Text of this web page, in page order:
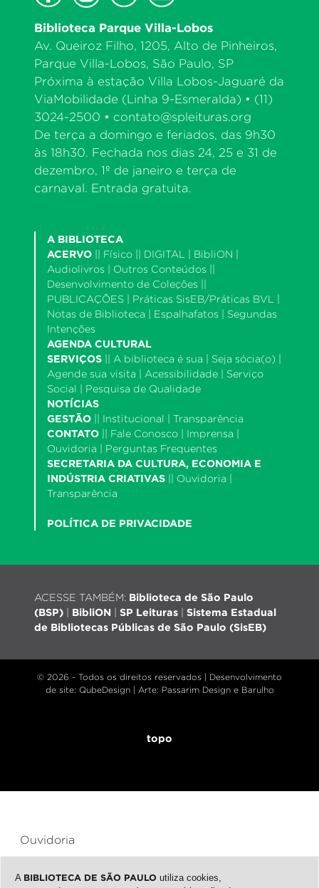
Biblioteca Parque Villa-Lobos
Av. Queiroz Filho, 1205, Alto de Pinheiros,
Parque Villa-Lobos, São Paulo, SP
Próxima à estação Villa Lobos-Jaguaré da
ViaMobilidade (Linha 9-Esmeralda) • (11)
3024-2500 • contato@spleituras.org
De terça a domingo e feriados, das 9h30
às 18h30. Fechada nos dias 24, 25 e 31 de
dezembro, 1º de janeiro e terça de
carnaval. Entrada gratuita.
A BIBLIOTECA
ACERVO
Físico || DIGITAL | BibliON
Audiolivros
Outros Conteúdos
Desenvolvimento de Coleções
PUBLICAÇÕES | Práticas SisEB/Práticas BVL
Notas de Biblioteca
Espalhafatos
Segundas
Intenções
AGENDA CULTURAL
SERVIÇOS
A biblioteca é sua Seja sócia(o)
Agende sua visita
Acessibilidade
Serviço
Social
Pesquisa de Qualidade
NOTÍCIAS
GESTÃO
Institucional
Transparência
CONTATO
Fale Conosco Imprensa
Ouvidoria
Perguntas Frequentes
SECRETARIA DA CULTURA, ECONOMIA E
INDÚSTRIA CRIATIVAS
Ouvidoria
Transparência
POLÍTICA DE PRIVACIDADE
ACESSE TAMBÉM: Biblioteca de São Paulo
(BSP)
BibliON SP Leituras
Sistema Estadual
de Bibliotecas Públicas de São Paulo (SisEB)
© 2026 - Todos os direitos reservados | Desenvolvimento
de site: QubeDesign | Arte: Passarim Design e Barulho
topo
Ouvidoria
A BIBLIOTECA DE SÃO PAULO utiliza cookies,